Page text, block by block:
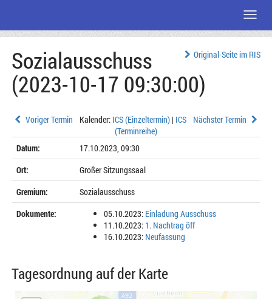
Seiteninhalt
Original-Seite im RIS
Sozialausschuss
(2023-10-17 09:30:00)
Nächster Termin
Voriger Termin Kalender: ICS (Einzeltermin) | ICS
(Terminreihe)
Datum:
17.10.2023, 09:30
Ort:
Großer Sitzungssaal
Gremium:
Sozialausschuss
Dokumente:
05.10.2023: Einladung Ausschuss
11.10.2023: 1. Nachtrag öff
16.10.2023: Neufassung
Tagesordnung auf der Karte